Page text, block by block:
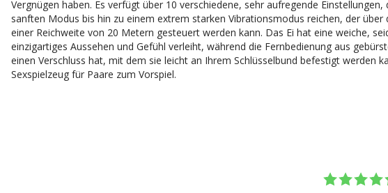
Vergnügen haben. Es verfügt über 10 verschiedene, sehr aufregende
sanften Modus bis hin zu einem extrem starken Vibrationsmodus reichen, der über
einer Reichweite von 20 Metern gesteuert werden kann. Das Ei hat eine weiche,
einzigartiges Aussehen und Gefühl verleiht, während die Fernbedienung aus
einen Verschluss hat, mit dem sie leicht an Ihrem Schlüsselbund befestigt werden
Sexspielzeug für Paare zum Vorspiel.